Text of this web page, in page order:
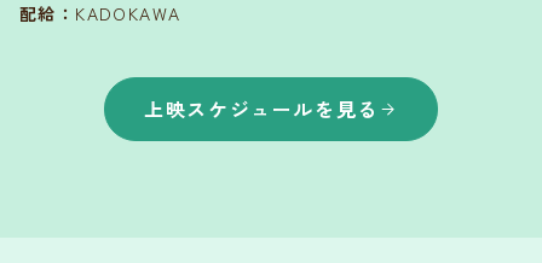
配給 ： KADOKAWA
上映スケジュールを見る